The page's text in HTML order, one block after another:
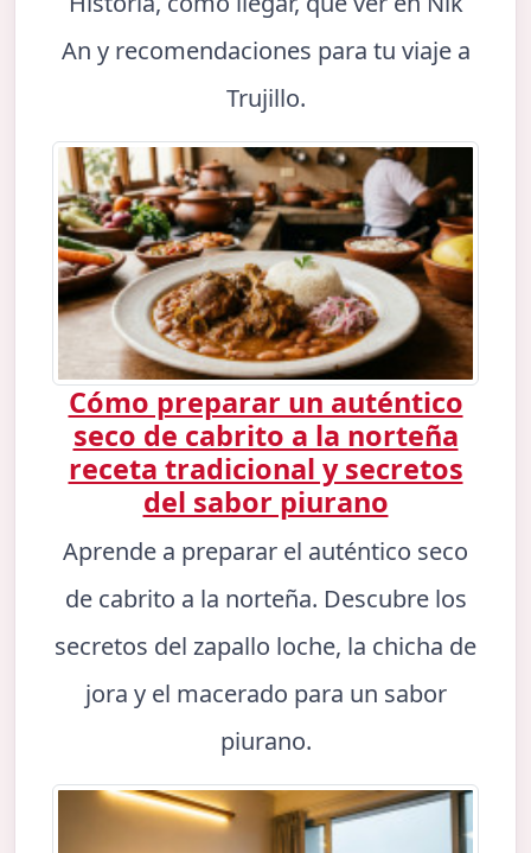
An y recomendaciones para tu viaje a
Trujillo.
Cómo preparar un auténtico
seco de cabrito a la norteña
receta tradicional y secretos
del sabor piurano
Aprende a preparar el auténtico seco
de cabrito a la norteña. Descubre los
secretos del zapallo loche, la chicha de
jora y el macerado para un sabor
piurano.